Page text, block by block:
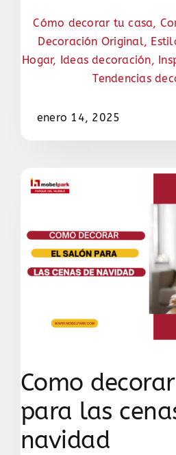
Cómo decorar tu casa,
Decoración Original,
Hogar, Ideas decoración,
Tendencias
enero 14, 2025
Como
para las
navidad